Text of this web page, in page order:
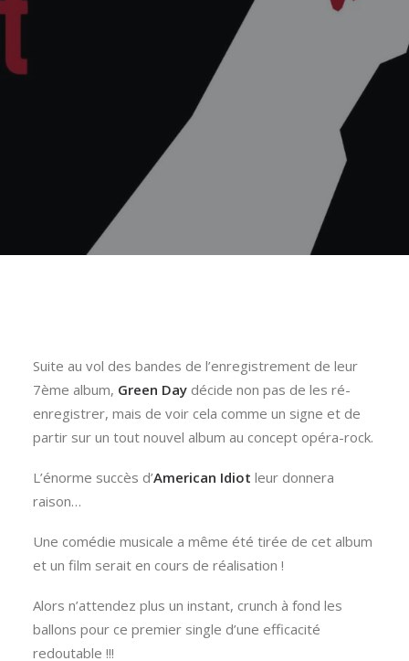
Suite au vol des bandes de l’enregistrement de leur
7ème album, Green Day décide non pas de les ré-
enregistrer, mais de voir cela comme un signe et de
partir sur un tout nouvel album au concept opéra-rock.
L’énorme succès d’American Idiot leur donnera
raison…
Une comédie musicale a même été tirée de cet album
et un film serait en cours de réalisation !
Alors n’attendez plus un instant, crunch à fond les
ballons pour ce premier single d’une efficacité
redoutable !!!